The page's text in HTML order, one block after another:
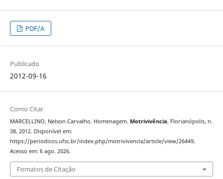
PDF/A
Publicado
2012-09-16
Como Citar
MARCELLINO, Nelson Carvalho. Homenagem. Motrivivência, Florianópolis, n.
38, 2012. Disponível em:
https://periodicos.ufsc.br/index.php/motrivivencia/article/view/26449.
Acesso em: 6 ago. 2026.
Fomatos de Citação